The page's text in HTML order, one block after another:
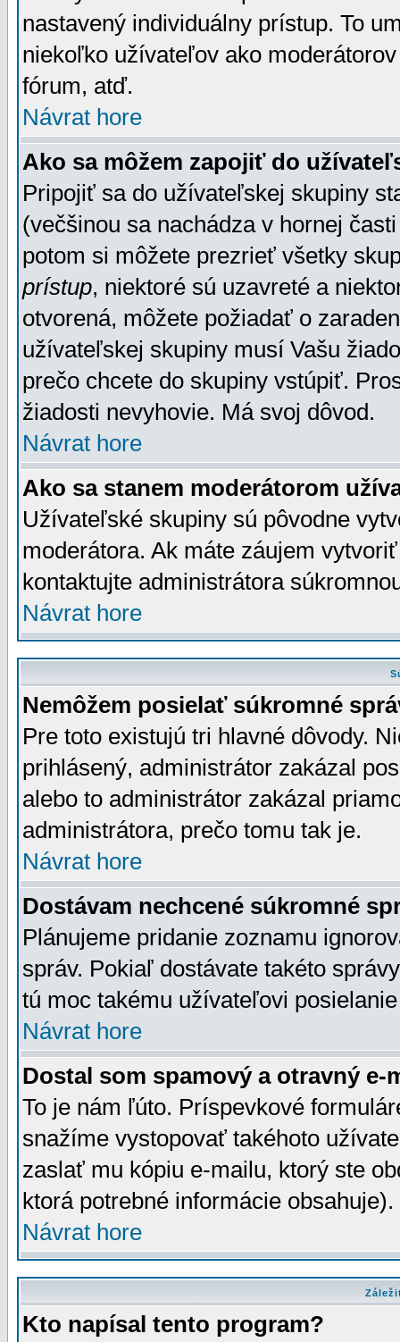
nastavený individuálny prístup. To
niekoľko užívateľov ako
fórum, atď.
Návrat hore
Ako sa môžem zapojiť do
Pripojiť sa do užívateľskej skupiny
(večšinou sa nachádza v hornej
potom si môžete prezrieť všetky
prístup, niektoré sú uzavreté a
otvorená, môžete požiadať o
užívateľskej skupiny musí Vašu
prečo chcete do skupiny vstúpiť.
žiadosti nevyhovie. Má svoj dôvod.
Návrat hore
Ako sa stanem moderátorom
Užívateľské skupiny sú pôvodne
moderátora. Ak máte záujem
kontaktujte administrátora
Návrat hore
Nemôžem posielať súkromné
Pre toto existujú tri hlavné dôvody.
prihlásený, administrátor zakázal
alebo to administrátor zakázal
administrátora, prečo tomu tak je.
Návrat hore
Dostávam nechcené súkromné
Plánujeme pridanie zoznamu
správ. Pokiaľ dostávate takéto
tú moc takému užívateľovi
Návrat hore
Dostal som spamový a otravný e-
To je nám ľúto. Príspevkové
snažíme vystopovať takéhoto
zaslať mu kópiu e-mailu, ktorý ste
ktorá potrebné informácie
Návrat hore
Kto napísal tento program?